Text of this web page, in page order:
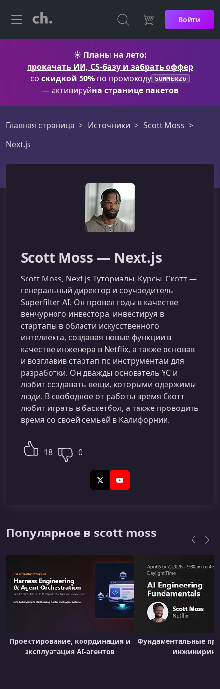
Войти
☀️ Планы на лето:
прокачать ИИ, CS-базу и забрать оффер
со скидкой 50% по промокоду SUMMER26
— активируйна странице пакетов
Главная страница Источники
Scott Moss
Next.js
Scott Moss — Next.js
Scott Moss, Next.js Туториалы, Курсы. Скотт —
генеральный директор и соучредитель
Superfilter AI. Он провел годы в качестве
венчурного инвестора, инвестируя в
стартапы в области искусственного
интеллекта, создавая новые функции в
качестве инженера в Netflix, а также основав
и возглавив стартап по инструментам для
разработки. Он дважды основатель YC и
любит создавать вещи, которыми одержимы
люди. В свободное от работы время Скотт
любит играть в баскетбол, а также проводить
время со своей семьей в Калифорнии.
18 0
X (Twitter)YouTube
Популярное в scott moss
Проектирование, координация и
эксплуатация AI-агентов
Фундаментальные